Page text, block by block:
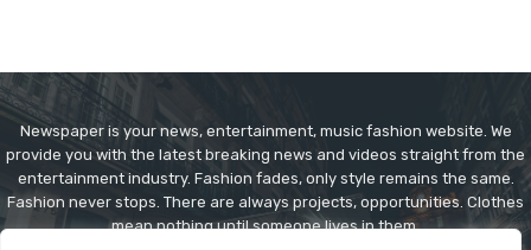
Newspaper is your news, entertainment, music fashion website. We
provide you with the latest breaking news and videos straight from the
entertainment industry. Fashion fades, only style remains the same.
Fashion never stops. There are always projects, opportunities. Clothes
mean nothing until someone lives in them.